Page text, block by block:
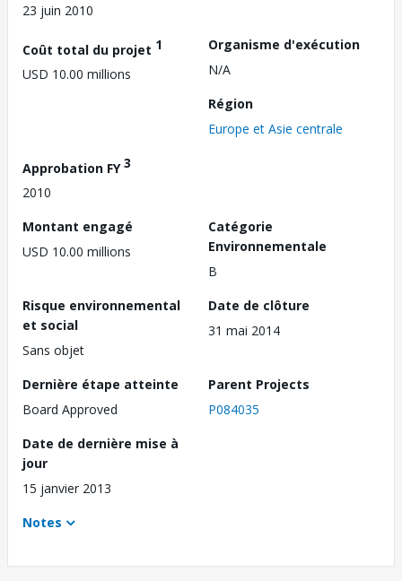
23 juin 2010
Coût total du projet 1
USD 10.00 millions
Organisme d'exécution
N/A
Région
Europe et Asie centrale
Approbation FY3
2010
Montant engagé
USD 10.00 millions
Catégorie
Environnementale
B
Risque environnemental
et social
Sans objet
Date de clôture
31 mai 2014
Dernière étape atteinte
Board Approved
Parent Projects
P084035
Date de dernière mise à
jour
15 janvier 2013
Notes